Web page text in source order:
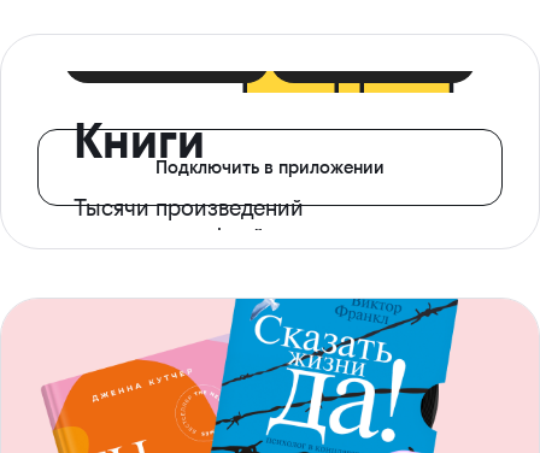
Книги
Тысячи произведений
с доступом офлайн
Подключить в приложении